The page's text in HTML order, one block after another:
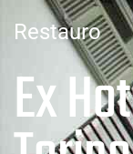
Restauro
Ex